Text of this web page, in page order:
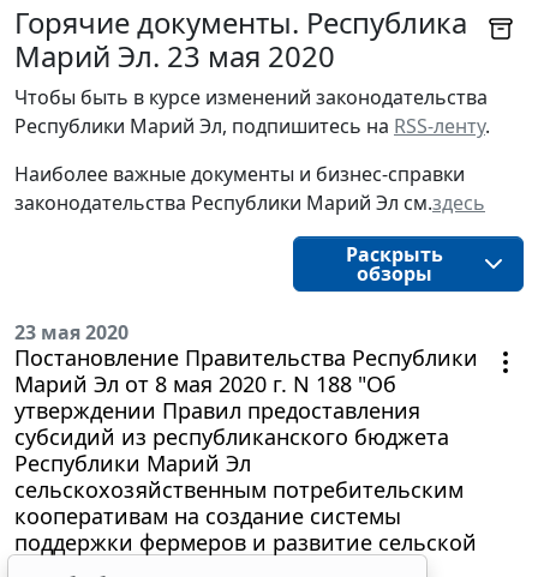
Горячие документы. Республика
Марий Эл. 23 мая 2020
Чтобы быть в курсе изменений законодательства
Республики Марий Эл, подпишитесь на RSS-ленту.
Наиболее важные документы и бизнес-справки
законодательства Республики Марий Эл см.здесь
Раскрыть
обзоры
23 мая 2020
Постановление Правительства Республики
Марий Эл от 8 мая 2020 г. N 188 "Об
утверждении Правил предоставления
субсидий из республиканского бюджета
Республики Марий Эл
сельскохозяйственным потребительским
кооперативам на создание системы
поддержки фермеров и развитие сельской